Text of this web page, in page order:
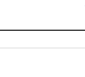
content